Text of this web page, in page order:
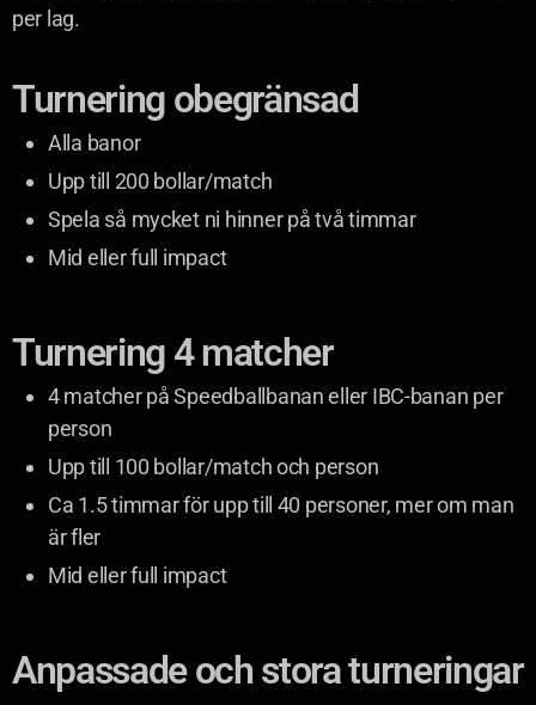
per lag.
Turnering obegränsad
Alla banor
Upp till 200 bollar/match
Spela så mycket ni hinner på två timmar
Mid eller full impact
Turnering 4 matcher
4 matcher på Speedballbanan eller IBC-banan per
person
Upp till 100 bollar/match och person
Ca 1.5 timmar för upp till 40 personer, mer om man
är fler
Mid eller full impact
Anpassade och stora turneringar